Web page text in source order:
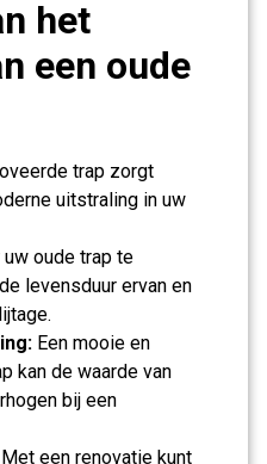
het
een oude
trap zorgt
uitstraling in uw
uw oude trap te
levensduur ervan en
Een mooie en
kan de waarde van
bij een
Met een renovatie kunt